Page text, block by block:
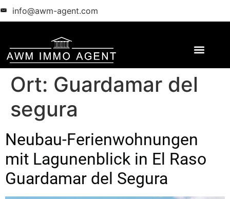
info@awm-agent.com
Ort: Guardamar del
segura
Neubau-Ferienwohnungen
mit Lagunenblick in El Raso
Guardamar del Segura